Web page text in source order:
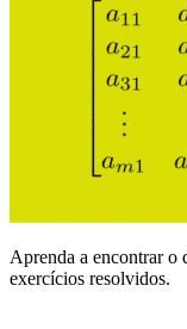
Aprenda a encontrar o
exercícios resolvidos.